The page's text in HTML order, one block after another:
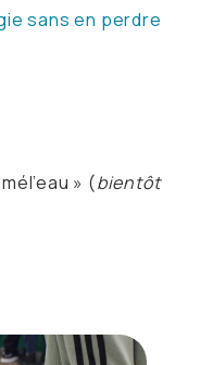
sans en perdre
» (bientôt